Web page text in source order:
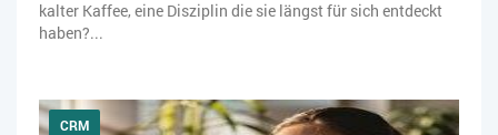
kalter Kaffee, eine Disziplin die sie längst für sich entdeckt
haben?...
CRM